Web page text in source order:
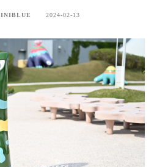
2024-02-13